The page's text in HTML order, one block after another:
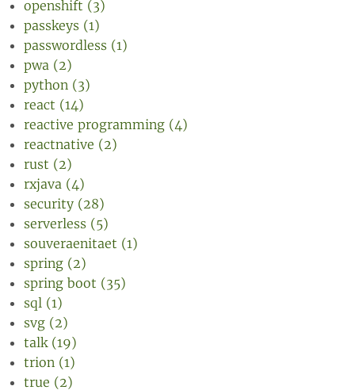
openshift (3)
passkeys (1)
passwordless (1)
pwa (2)
python (3)
react (14)
reactive programming (4)
reactnative (2)
rust (2)
rxjava (4)
security (28)
serverless (5)
souveraenitaet (1)
spring (2)
spring boot (35)
sql (1)
svg (2)
talk (19)
trion (1)
true (2)